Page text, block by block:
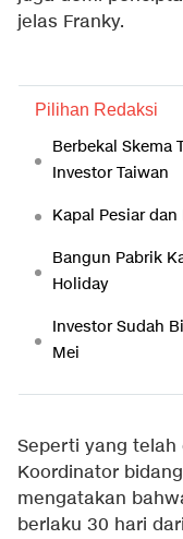
jelas Franky.
Pilihan Redaksi
Berbekal Skema
Investor Taiwan
Kapal Pesiar
Bangun Pabrik
Holiday
Investor Sudah
Mei
Seperti yang telah
Koordinator
mengatakan
berlaku 30 hari